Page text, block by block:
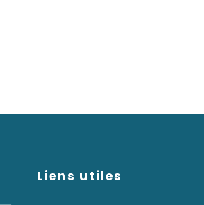
Liens utiles